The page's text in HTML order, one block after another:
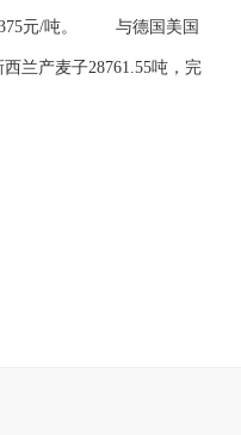
2375元/吨。 与德国美国
兰产麦子28761.55吨，完